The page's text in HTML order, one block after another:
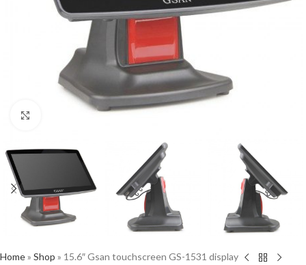
Click to enlarge
Home» Shop » 15.6″ Gsan touchscreen GS-1531 display